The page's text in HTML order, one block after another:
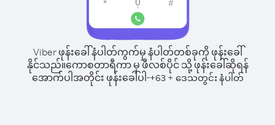
Viber ဖုန်းခေါ်နံပါတ်ကွက်မှ နံပါတ်တစ်ခုကို ဖုန်းခေါ်
နိုင်သည်။ကောစတာရီကာ မှ ဖီလစ်ပိုင် သို့ ဖုန်းခေါ်ဆိုရန်
အောက်ပါအတိုင်း ဖုန်းခေါ်ပါ-+63+ ဒေသတွင်း နံပါတ်